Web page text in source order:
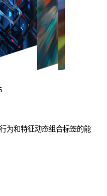
更加精准落地。